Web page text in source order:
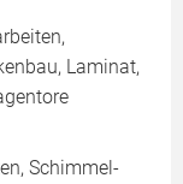
Laminat,
Schimmel-